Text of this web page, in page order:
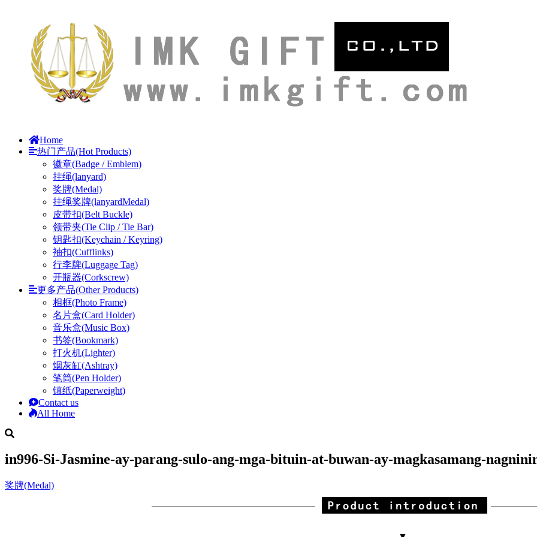
Home
热门产品(Hot Products)
徽章(Badge / Emblem)
挂绳(lanyard)
奖牌(Medal)
挂绳奖牌(lanyardMedal)
皮带扣(Belt Buckle)
领带夹(Tie Clip / Tie Bar)
钥匙扣(Keychain / Keyring)
袖扣(Cufflinks)
行李牌(Luggage Tag)
开瓶器(Corkscrew)
更多产品(Other Products)
相框(Photo Frame)
名片盒(Card Holder)
音乐盒(Music Box)
书签(Bookmark)
打火机(Lighter)
烟灰缸(Ashtray)
笔筒(Pen Holder)
镇纸(Paperweight)
Contact us
All Home
in996-Si-Jasmine-ay-parang-sulo-ang-mga-bituin-at-buwan-ay-magkasamang-
奖牌(Medal)